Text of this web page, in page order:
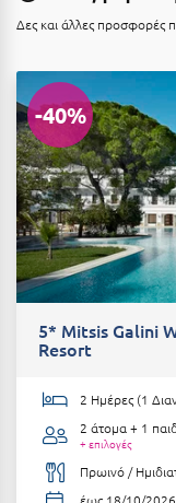
Καρδίτσα
Καρπενήσι
Κάρυστος
Κάσος
Κασσάνδρα
Καστοριά
Κατερίνη
Κέα - Τζιά
Κερατέα
Κέρκυρα
Κεφαλονιά
Δες και άλλες προσφορές
-40%
5* Mitsis Galini
Resort
2 Ημέρες (1
2 άτομα + 1
+ επιλογές
Πρωινό /
έως 18/10/2026